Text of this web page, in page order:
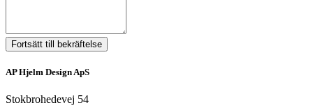
Fortsätt till bekräftelse
AP Hjelm Design ApS
Stokbrohedevej 54